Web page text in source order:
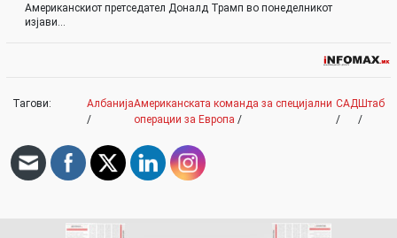
Американскиот претседател Доналд Трамп во понеделникот
изјави…
Тагови:
Албанија
/
Американската команда за специјални
операции за Европа /
САД
/
Штаб
/